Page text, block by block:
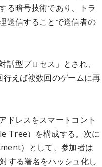
る暗号技術であり、トラ
送信することで送信者の
話型プロセス」とされ、
えば複数回のゲームに再
ドレスをスマートコント
Tree）を構成する。次に
）として、参加者は
する署名をハッシュ化し